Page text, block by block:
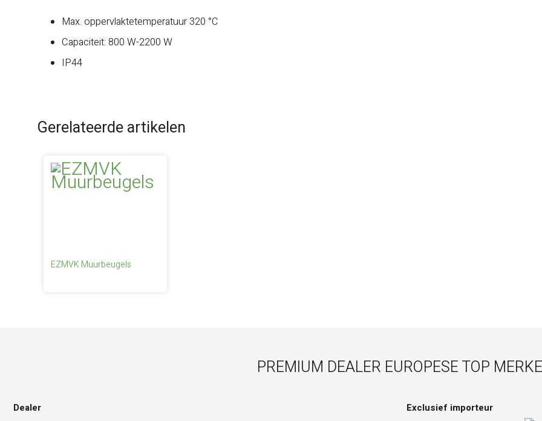
Max. oppervlaktetemperatuur 320 °C
Capaciteit: 800 W-2200 W
IP44
Gerelateerde artikelen
EZMVK Muurbeugels
PREMIUM DEALER EUROPESE TOP
Dealer Exclusief importeur